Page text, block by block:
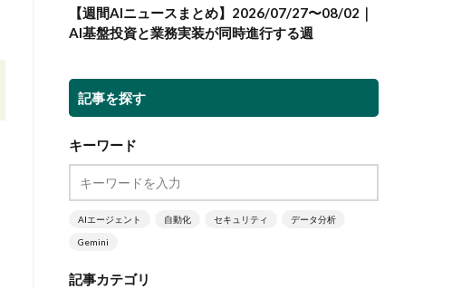
【週間AIニュースまとめ】2026/07/27〜08/02｜
AI基盤投資と業務実装が同時進行する週
記事を探す
キーワード
AIエージェント 自動化 セキュリティ データ分析
Gemini
記事カテゴリ